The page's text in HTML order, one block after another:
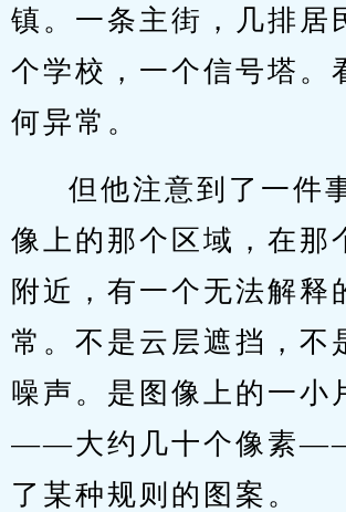
镇。一条主街，几排居
个学校，一个信号塔。
何异常。
但他注意到了一件
像上的那个区域，在那
附近，有一个无法解释
常。不是云层遮挡，不
噪声。是图像上的一小
——大约几十个像素
了某种规则的图案。